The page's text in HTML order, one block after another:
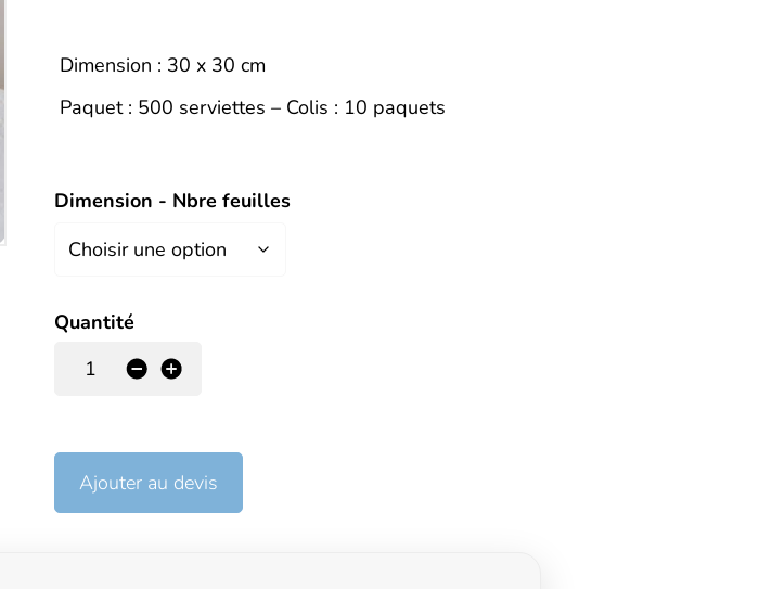
Dimension : 30 x 30 cm
Paquet : 500 serviettes – Colis : 10 paquets
Dimension - Nbre feuilles
Quantité
+
-
Ajouter au devis